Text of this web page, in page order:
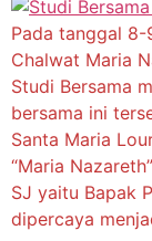
Pada tanggal
Chalwat Maria
Studi Bersama
bersama ini
Santa Maria
“Maria
SJ yaitu Bapak
dipercaya